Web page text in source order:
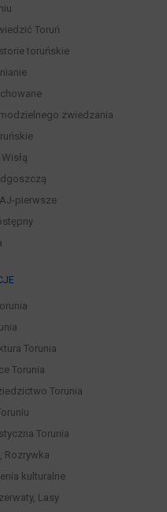
Toruń
toruńskie
zwiedzania
pierwsze
Torunia
Torunia
Torunia
Torunia
Rozrywka
kulturalne
Lasy